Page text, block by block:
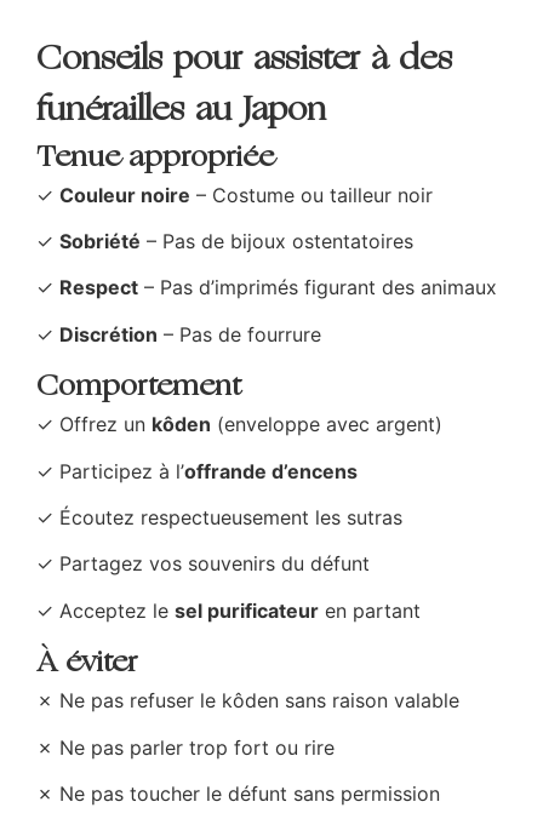
Conseils pour assister à des
funérailles au Japon
Tenue appropriée
✓ Couleur noire – Costume ou tailleur noir
✓ Sobriété – Pas de bijoux ostentatoires
✓ Respect – Pas d’imprimés figurant des animaux
✓ Discrétion – Pas de fourrure
Comportement
✓ Offrez un kôden (enveloppe avec argent)
✓ Participez à l’offrande d’encens
✓ Écoutez respectueusement les sutras
✓ Partagez vos souvenirs du défunt
✓ Acceptez le sel purificateur en partant
À éviter
✗ Ne pas refuser le kôden sans raison valable
✗ Ne pas parler trop fort ou rire
✗ Ne pas toucher le défunt sans permission